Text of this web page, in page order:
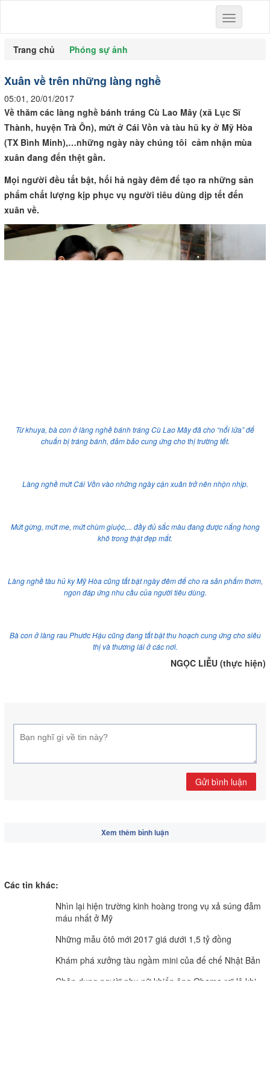
Toggle
navigation
Trang chủ
Phóng sự ảnh
Xuân về trên những làng nghề
05:01, 20/01/2017
Về thăm các làng nghề bánh tráng Cù Lao Mây (xã Lục Sĩ
Thành, huyện Trà Ôn), mứt ở Cái Vồn và tàu hũ ky ở Mỹ Hòa
(TX Bình Minh),…những ngày này chúng tôi cảm nhận mùa
xuân đang đến thệt gần.
Mọi người đều tất bật, hối hả ngày đêm để tạo ra những sản
phẩm chất lượng kịp phục vụ người tiêu dùng dịp tết đến
xuân về.
Từ khuya, bà con ở làng nghề bánh tráng Cù Lao Mây đã cho “nổi lửa” để
chuẩn bị tráng bánh, đảm bảo cung ứng cho thị trường tết.
Làng nghề mứt Cái Vồn vào những ngày cận xuân trở nên nhộn nhịp.
Mứt gừng, mứt me, mứt chùm giuộc,... đầy đủ sắc màu đang được nắng hong
khô trong thật đẹp mắt.
Làng nghề tàu hủ ky Mỹ Hòa cũng tất bật ngày đêm để cho ra sản phẩm thơm,
ngon đáp ứng nhu cầu của người tiêu dùng.
Bà con ở làng rau Phước Hậu cũng đang tất bật thu hoạch cung ứng cho siêu
thị và thương lái ở các nơi.
NGỌC LIỄU (thực hiện)
Gửi bình luận
Xem thêm bình luận
Các tin khác:
Nhìn lại hiện trường kinh hoàng trong vụ xả súng đẫm
máu nhất ở Mỹ
Những mẫu ôtô mới 2017 giá dưới 1,5 tỷ đồng
Khám phá xưởng tàu ngầm mini của đế chế Nhật Bản
Chân dung người phụ nữ khiến ông Obama rơi lệ khi